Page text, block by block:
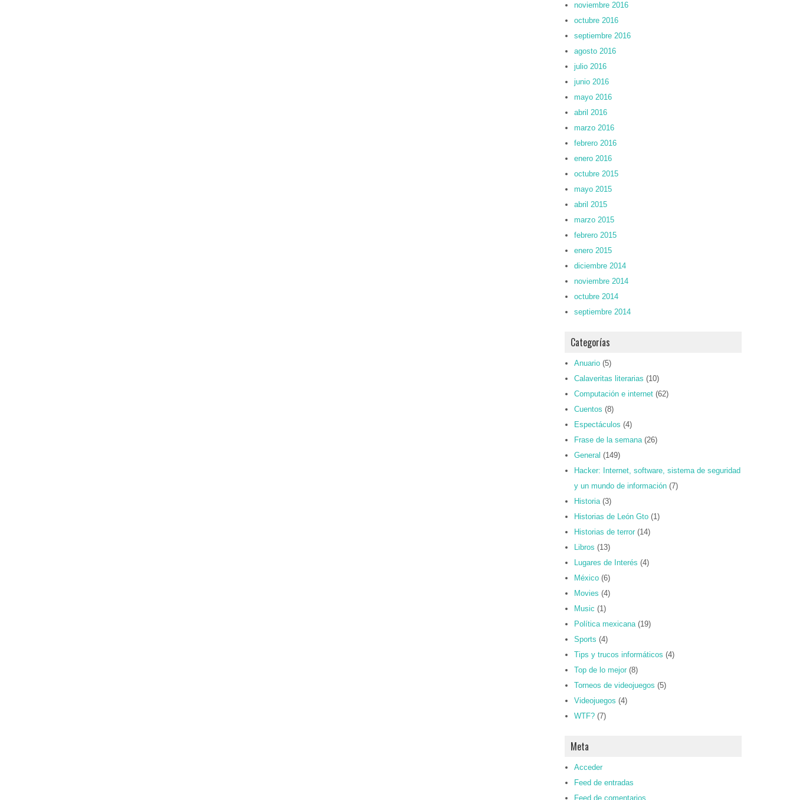
noviembre 2016
octubre 2016
septiembre 2016
agosto 2016
julio 2016
junio 2016
mayo 2016
abril 2016
marzo 2016
febrero 2016
enero 2016
octubre 2015
mayo 2015
abril 2015
marzo 2015
febrero 2015
enero 2015
diciembre 2014
noviembre 2014
octubre 2014
septiembre 2014
Categorías
Anuario (5)
Calaveritas literarias (10)
Computación e internet (62)
Cuentos (8)
Espectáculos (4)
Frase de la semana(26)
General (149)
Hacker: Internet, software, sistema de seguridad
y un mundo de información (7)
Historia(3)
Historias de León Gto (1)
Historias de terror (14)
Libros (13)
Lugares de Interés (4)
México (6)
Movies (4)
Music (1)
Política mexicana(19)
Sports (4)
Tips y trucos informáticos (4)
Top de lo mejor (8)
Torneos de videojuegos (5)
Videojuegos (4)
WTF? (7)
Meta
Acceder
Feed de entradas
Feed de comentarios